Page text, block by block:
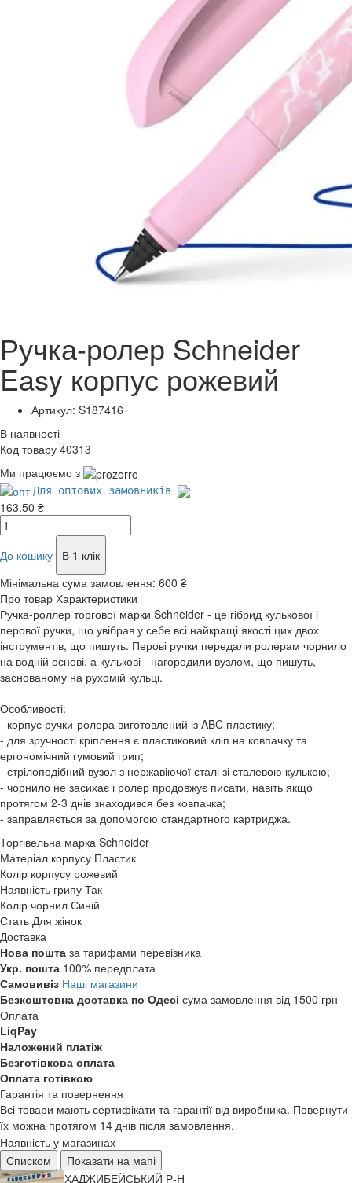
Ручка-ролер Schneider
Easy корпус рожевий
Артикул: S187416
В наявності
Код товару 40313
Ми працюємо з
Для оптових замовників
163.50 ₴
До кошику
В 1 клік
Мінімальна сума замовлення: 600 ₴
Про товар Характеристики
Ручка-роллер торгової марки Schneider - це гібрид кулькової і
перової ручки, що увібрав у себе всі найкращі якості цих двох
інструментів, що пишуть. Перові ручки передали ролерам чорнило
на водній основі, а кулькові - нагородили вузлом, що пишуть,
заснованому на рухомій кульці.
Особливості:
- корпус ручки-ролера виготовлений із ABC пластику;
- для зручності кріплення є пластиковий кліп на ковпачку та
ергономічний гумовий грип;
- стрілоподібний вузол з нержавіючої сталі зі сталевою кулькою;
- чорнило не засихає і ролер продовжує писати, навіть якщо
протягом 2-3 днів знаходився без ковпачка;
- заправляється за допомогою стандартного картриджа.
Торгівельна марка Schneider
Матеріал корпусу Пластик
Колір корпусу рожевий
Наявність грипу Так
Колір чорнил Синій
Стать Для жінок
Доставка
Нова пошта за тарифами перевізника
Укр. пошта 100% передплата
Самовивіз Наші магазини
Безкоштовна доставка по Одесі сума замовлення від 1500 грн
Оплата
LiqPay
Наложений платіж
Безготівкова оплата
Оплата готівкою
Гарантія та повернення
Всі товари мають сертифікати та гарантії від виробника. Повернути
їх можна протягом 14 днів після замовлення.
Наявність у магазинах
Списком
Показати на мапі
ХАДЖИБЕЙСЬКИЙ Р-Н